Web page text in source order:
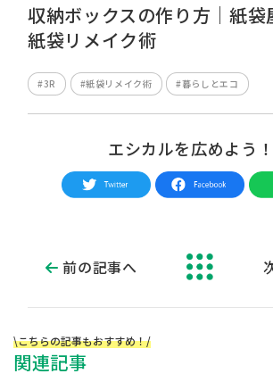
収納ボックスの作り方｜紙袋
紙袋リメイク術
#3R #紙袋リメイク術 #暮らしとエコ
エシカルを広めよう！
前の記事へ
\こちらの記事もおすすめ！/
関連記事